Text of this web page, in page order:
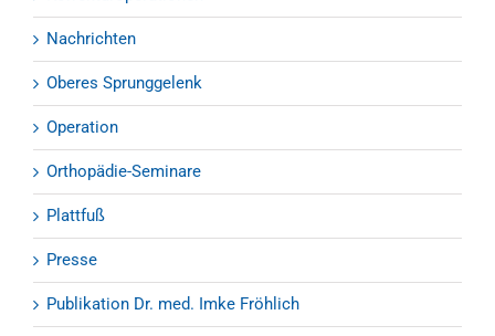
Nachrichten
Oberes Sprunggelenk
Operation
Orthopädie-Seminare
Plattfuß
Presse
Publikation Dr. med. Imke Fröhlich